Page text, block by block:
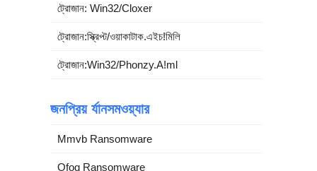
ট্রোজান: Win32/Cloxer
ট্রোজান:স্ক্রিপ্ট/ওয়াকাটাক.এইচ!মিলি
ট্রোজান:Win32/Phonzy.A!ml
জনপ্রিয় র্যানসমওয়্যার
Mmvb Ransomware
Ofoq Ransomware